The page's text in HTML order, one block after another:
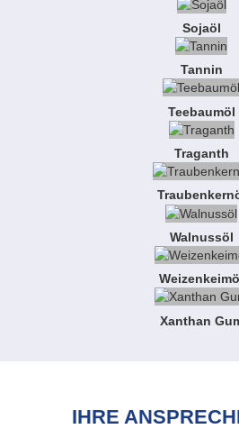
Sojaöl
Tannin
Teebaumöl
Traganth
Walnussöl
Xanthan
IHRE